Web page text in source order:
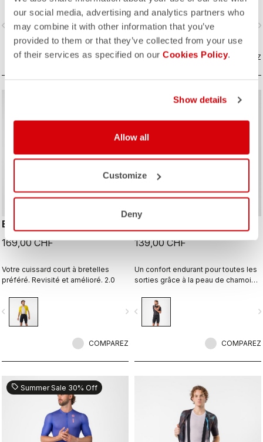
our social media, advertising and analytics partners who
may combine it with other information that you’ve
provided to them or that they’ve collected from your use
of their services as specified on our Cookies Policy.
Show details
Allow all
Customize
Deny
l’Unlimited Cargo Bibshort ne
connaît aucune limite. Ce cuissard à
trois poches est prêt à vous
accompagner dans votre prochaine
aventure.
navigate_next
COMPAREZ
rangement pour toutes vos
aventures à vélo.
navigate_before
COMPAREZ
ESPRESSO 2 SHORT
169,00 CHF
Votre cuissard court à bretelles
préféré. Revisité et amélioré. 2.0
navigate_next
COMPAREZ
139,00 CHF
Un confort endurant pour toutes les
sorties grâce à la peau de chamois
navigate_before
COMPAREZ
sell Summer Sale 30% Off